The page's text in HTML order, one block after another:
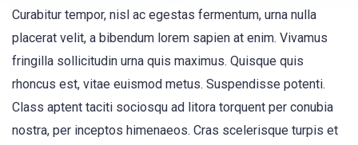
Curabitur tempor, nisl ac egestas fermentum, urna nulla
placerat velit, a bibendum lorem sapien at enim. Vivamus
fringilla sollicitudin urna quis maximus. Quisque quis
rhoncus est, vitae euismod metus. Suspendisse potenti.
Class aptent taciti sociosqu ad litora torquent per conubia
nostra, per inceptos himenaeos. Cras scelerisque turpis et